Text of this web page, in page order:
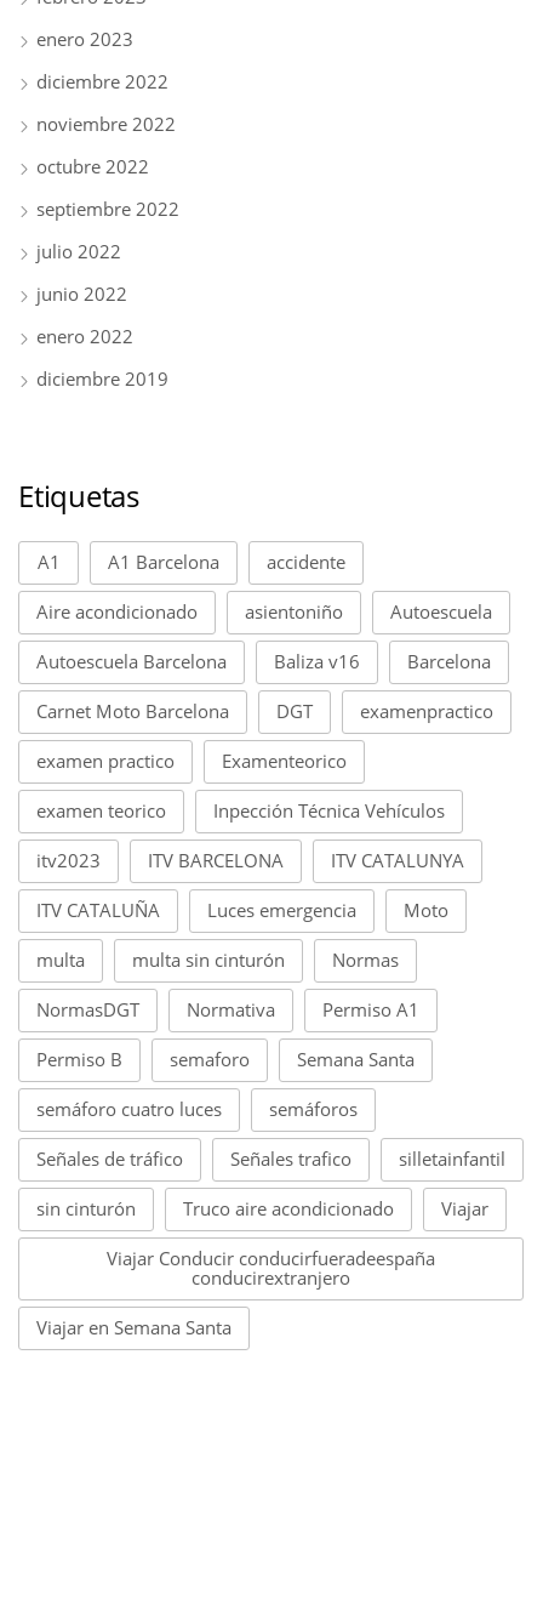
enero 2023
diciembre 2022
noviembre 2022
octubre 2022
septiembre 2022
julio 2022
junio 2022
enero 2022
diciembre 2019
Etiquetas
A1 A1 Barcelona accidente
Aire acondicionado asientoniño Autoescuela
Autoescuela Barcelona Baliza v16 Barcelona
Carnet Moto Barcelona DGT examenpractico
examen practico Examenteorico
examen teorico Inpección Técnica Vehículos
itv2023 ITV BARCELONA ITV CATALUNYA
ITV CATALUÑA Luces emergencia Moto
multa multa sin cinturón Normas
NormasDGT Normativa Permiso A1
Permiso B semaforo Semana Santa
semáforo cuatro luces semáforos
Señales de tráfico Señales trafico silletainfantil
sin cinturón Truco aire acondicionado Viajar
Viajar Conducir conducirfueradeespaña
conducirextranjero
Viajar en Semana Santa